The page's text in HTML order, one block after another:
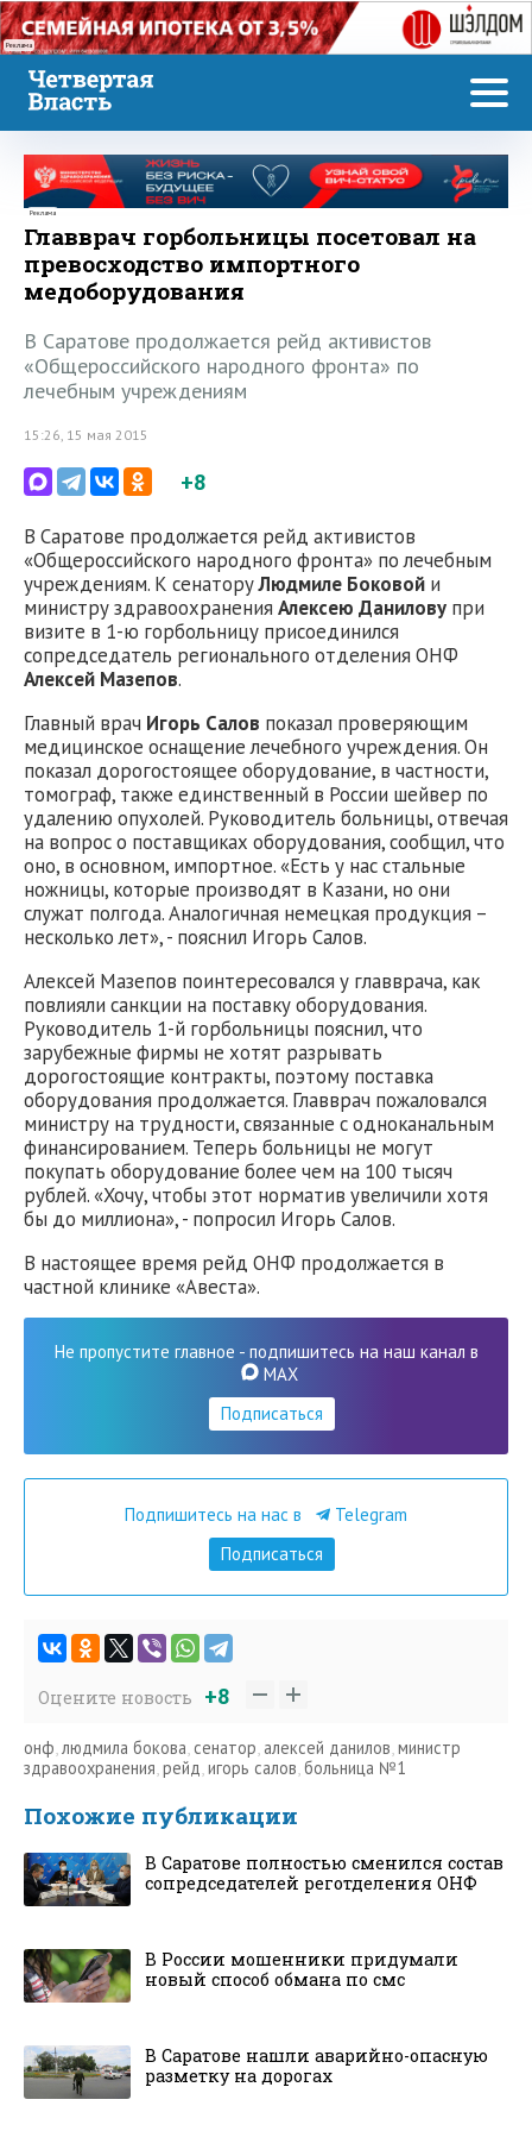
Реклама
Реклама
Главврач горбольницы посетовал на
превосходство импортного
медоборудования
В Саратове продолжается рейд активистов
«Общероссийского народного фронта» по
лечебным учреждениям
15:26, 15 мая 2015
+8
В Саратове продолжается рейд активистов
«Общероссийского народного фронта» по лечебным
учреждениям. К сенаторуЛюдмиле Боковой и
министру здравоохранения Алексею Данилову при
визите в 1-ю горбольницу присоединился
сопредседатель регионального отделения ОНФ
Алексей Мазепов.
Главный врач Игорь Салов показал проверяющим
медицинское оснащение лечебного учреждения. Он
показал дорогостоящее оборудование, в частности,
томограф, также единственный в России шейвер по
удалению опухолей. Руководитель больницы, отвечая
на вопрос о поставщиках оборудования, сообщил, что
оно, в основном, импортное. «Есть у нас стальные
ножницы, которые производят в Казани, но они
служат полгода. Аналогичная немецкая продукция –
несколько лет», - пояснил Игорь Салов.
Алексей Мазепов поинтересовался у главврача, как
повлияли санкции на поставку оборудования.
Руководитель 1-й горбольницы пояснил, что
зарубежные фирмы не хотят разрывать
дорогостоящие контракты, поэтому поставка
оборудования продолжается. Главврач пожаловался
министру на трудности, связанные с одноканальным
финансированием. Теперь больницы не могут
покупать оборудование более чем на 100 тысяч
рублей. «Хочу, чтобы этот норматив увеличили хотя
бы до миллиона», - попросил Игорь Салов.
В настоящее время рейд ОНФ продолжается в
частной клинике «Авеста».
Не пропустите главное - подпишитесь на наш канал в
MAX
Подписаться
Подпишитесь на нас в
Telegram
Подписаться
Оцените новость +8
онф людмила бокова сенатор алексей данилов министр
здравоохранения рейд игорь салов больница №1
Похожие публикации
В Саратове полностью сменился состав
сопредседателей реготделения ОНФ
В России мошенники придумали
новый способ обмана по смс
В Саратове нашли аварийно-опасную
разметку на дорогах